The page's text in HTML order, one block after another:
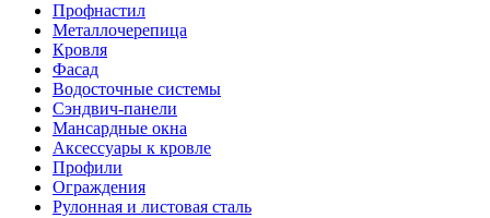
Профнастил
Металлочерепица
Кровля
Фасад
Водосточные системы
Сэндвич-панели
Мансардные окна
Аксессуары к кровле
Профили
Ограждения
Рулонная и листовая сталь